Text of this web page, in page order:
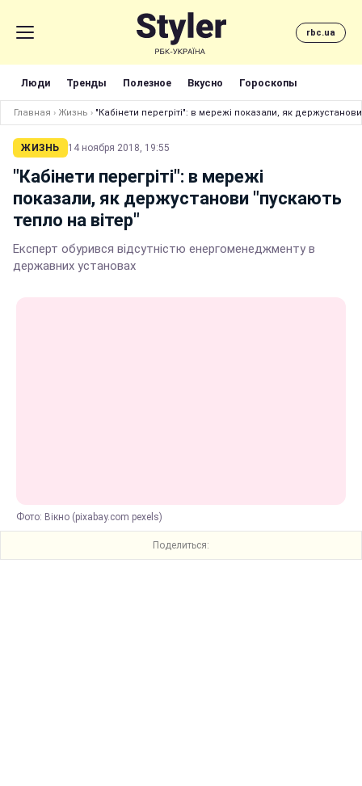
rbc.ua
Люди Тренды Полезное Вкусно Гороскопы
Главная › Жизнь › "Кабінети перегріті": в мережі показали, як
ЖИЗНЬ 14 ноября 2018, 19:55
"Кабінети перегріті": в мережі
показали, як держустанови "пускають
тепло на вітер"
Експерт обурився відсутністю енергоменеджменту в
державних установах
Фото: Вікно (pixabay.com pexels)
Поделиться: